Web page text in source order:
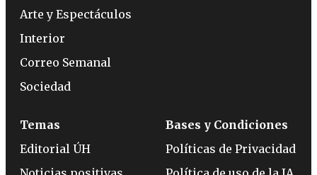
Arte y Espectáculos
Interior
Correo Semanal
Sociedad
Temas
Editorial ÚH
Bases y Condiciones
Políticas de Privacidad